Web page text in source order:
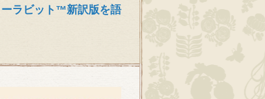
ラビット™新訳版を語